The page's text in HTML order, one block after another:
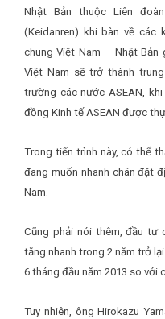
Nhật Bản thuộc Liên
(Keidanren) khi bàn về các
chung Việt Nam – Nhật Bản
Việt Nam sẽ trở thành
trường các nước ASEAN,
đồng Kinh tế ASEAN được
Trong tiến trình này, có thể
đang muốn nhanh chân đặt
Nam.
Cũng phải nói thêm, đầu tư
tăng nhanh trong 2 năm trở
6 tháng đầu năm 2013 so với
Tuy nhiên, ông Hirokazu